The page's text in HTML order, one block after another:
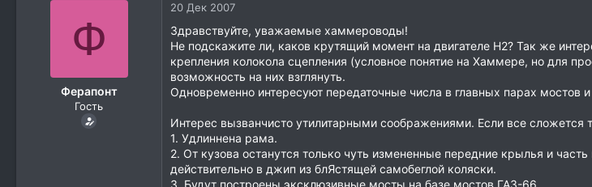
Ф
Ферапонт
Гость
20 Дек 2007
Здравствуйте, уважаемые хаммероводы!
Не подскажите ли, каков крутящий момент на двигателе Н2? Так же
крепления колокола сцепления (условное понятие на Хаммере, но для
возможность на них взглянуть.
Одновременно интересуют передаточные числа в главных парах мостов
Интерес вызванчисто утилитарными соображениями. Если все сложется
1. Удлиннена рама.
2. От кузова останутся только чуть измененные передние крылья и
действительно в джип из блЯстящей самобеглой коляски.